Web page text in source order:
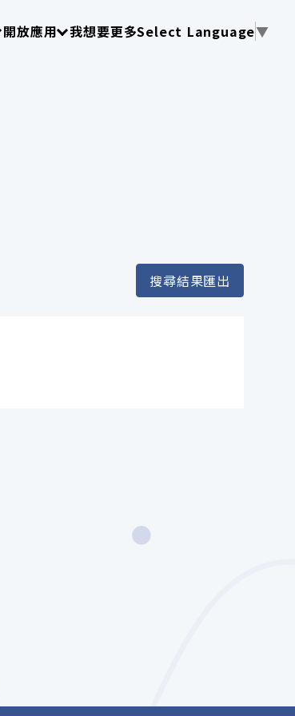
作選單
使用 TAB 操作選單
開放應用請使用 TAB 操作選單
我想要更多Select Language▼
搜尋結果匯出